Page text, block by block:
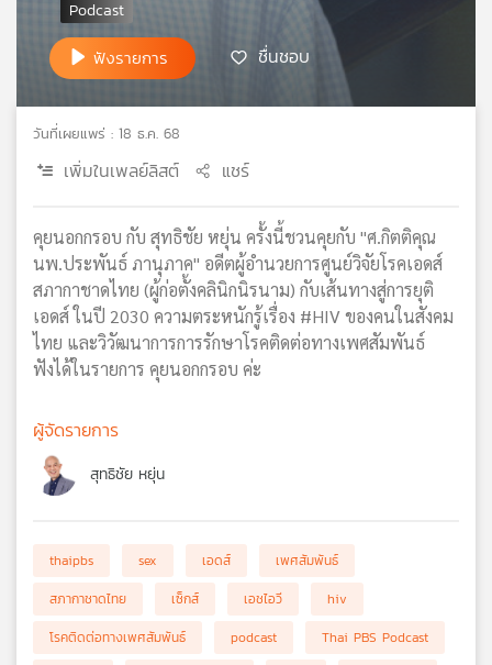
ไทย
เอส
แผนที่
วิทยุ
เครือ
ข่าย
ฟังรายการ ชื่นชอบ
วันที่เผยแพร่ : 18 ธ.ค. 68
เพิ่มในเพลย์ลิสต์ แชร์
คุยนอกกรอบ กับ สุทธิชัย หยุ่น ครั้งนี้ชวนคุยกับ "ศ.กิตติคุณ
นพ.ประพันธ์ ภานุภาค" อดีตผู้อำนวยการศูนย์วิจัยโรคเอดส์
สภากาชาดไทย (ผู้ก่อตั้งคลินิกนิรนาม) กับเส้นทางสู่การยุติ
เอดส์ ในปี 2030 ความตระหนักรู้เรื่อง #HIV ของคนในสังคม
ไทย และวิวัฒนาการการรักษาโรคติดต่อทางเพศสัมพันธ์
ฟังได้ในรายการ คุยนอกกรอบ ค่ะ
ผู้จัดรายการ
สุทธิชัย หยุ่น
thaipbs sex เอดส์
เพศสัมพันธ์
สภากาชาดไทย
เซ็กส์ เอชไอวี
hiv
โรคติดต่อทางเพศสัมพันธ์
podcast
Thai PBS Podcast